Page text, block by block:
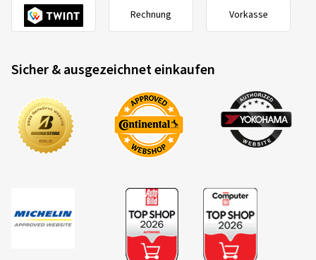
Rechnung Vorkasse
Sicher & ausgezeichnet einkaufen